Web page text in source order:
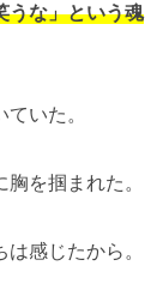
うな」という魂
いた。
を掴まれた。
は感じたから。